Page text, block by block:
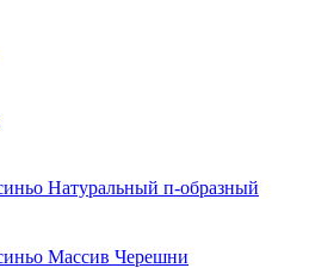
Натуральный п-образный
Массив Черешни